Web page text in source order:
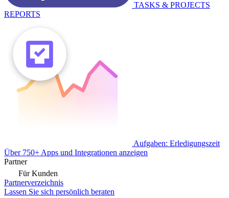
TASKS & PROJECTS
REPORTS
Aufgaben: Erledigungszeit
Über 750+ Apps und Integrationen anzeigen
Partner
Für Kunden
Partnerverzeichnis
Lassen Sie sich persönlich beraten